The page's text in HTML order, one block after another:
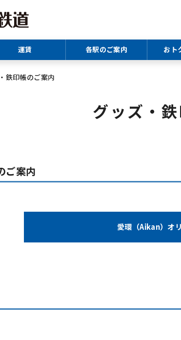
運賃 各駅のご案内 おト
鉄印帳のご案内
グッズ・
ご案内
愛環（Aikan） オ